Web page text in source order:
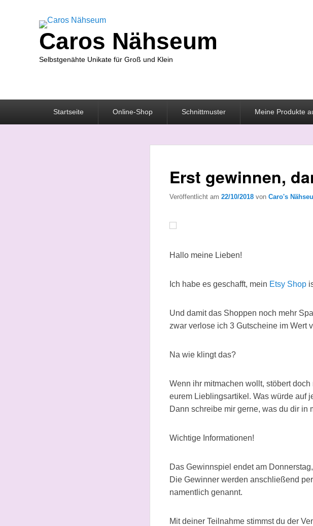
Caros Nähseum
Selbstgenähte Unikate für Groß und Klein
Startseite Online-Shop Schnittmuster Meine Produkte
Erst gewinnen,
Veröffentlicht am 22/10/2018 von Caro's
Hallo meine Lieben!
Ich habe es geschafft, mein Etsy Shop
Und damit das Shoppen noch mehr
zwar verlose ich 3 Gutscheine im Wert
Na wie klingt das?
Wenn ihr mitmachen wollt, stöbert doch
eurem Lieblingsartikel. Was würde auf
Dann schreibe mir gerne, was du dir in
Wichtige Informationen!
Das Gewinnspiel endet am
Die Gewinner werden anschließend
namentlich genannt.
Mit deiner Teilnahme stimmst du der